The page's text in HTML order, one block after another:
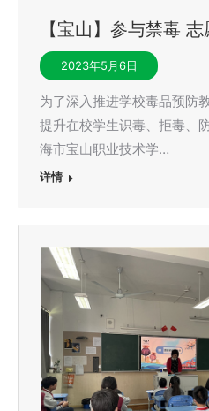
【宝山】参与禁毒
2023年5月6日
为了深入推进学校毒品预防
提升在校学生识毒、拒毒、
海市宝山职业技术学…
详情